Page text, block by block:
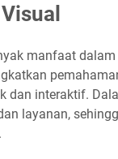
manfaat
dan interaktif.
layanan,